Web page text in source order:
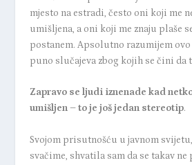
mjesto na estradi, često oni koji me
umišljena, a oni koji me znaju plaše
postanem. Apsolutno razumijem
puno slučajeva zbog kojih se čini
Zapravo se ljudi iznenade kad
umišljen – to je još jedan stereotip.
Svojom prisutnošću u javnom
svačime, shvatila sam da se takav ne